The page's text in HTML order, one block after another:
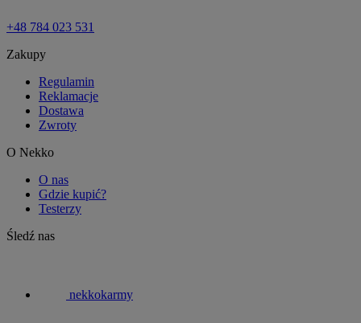
+48 784 023 531
Zakupy
Regulamin
Reklamacje
Dostawa
Zwroty
O Nekko
O nas
Gdzie kupić?
Testerzy
Śledź nas
nekkokarmy